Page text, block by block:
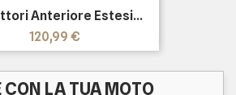
Anteriore Estesi...
Prezzo
120,99 €
CON LA TUA MOTO